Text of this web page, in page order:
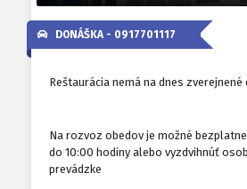
DONÁŠKA - 0917701117
Reštaurácia nemá na dnes zverejnené
Na rozvoz obedov je možné
do 10:00 hodiny alebo vyzdvihnúť
prevádzke